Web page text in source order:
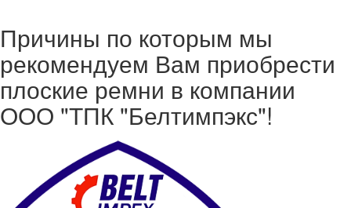
Причины по которым мы
рекомендуем Вам приобрести
плоские ремни в компании
ООО "ТПК "Белтимпэкс"!